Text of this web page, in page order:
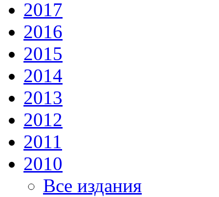
2017
2016
2015
2014
2013
2012
2011
2010
Все издания